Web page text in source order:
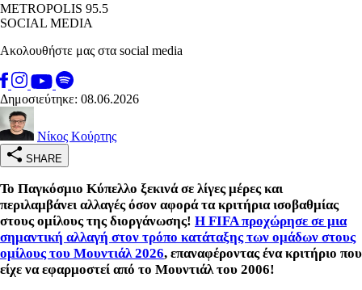
METROPOLIS 95.5
SOCIAL MEDIA
Ακολουθήστε μας στα social media
Δημοσιεύτηκε: 08.06.2026
Νίκος Κούρτης
SHARE
Το Παγκόσμιο Κύπελλο ξεκινά σε λίγες μέρες και
περιλαμβάνει αλλαγές όσον αφορά τα κριτήρια ισοβαθμίας
στους ομίλους της διοργάνωσης! Η FIFA προχώρησε σε μια
σημαντική αλλαγή στον τρόπο κατάταξης των ομάδων στους
ομίλους του Μουντιάλ 2026, επαναφέροντας ένα κριτήριο που
είχε να εφαρμοστεί από το Μουντιάλ του 2006!